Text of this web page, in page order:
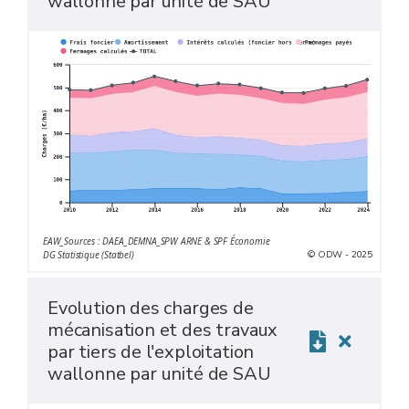
EAW_Sources : DAEA_DEMNA_SPW ARNE & SPF Économie
DG Statistique (Statbel)
© ODW - 2025
Evolution des charges de
mécanisation et des travaux
par tiers de l'exploitation
wallonne par unité de SAU